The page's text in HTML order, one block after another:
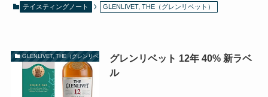
テイスティングノート GLENLIVET, THE（グレンリベット）
GLENLIVET, THE（グレンリベット）グレンリベット 12年 40% 新ラベ
ル